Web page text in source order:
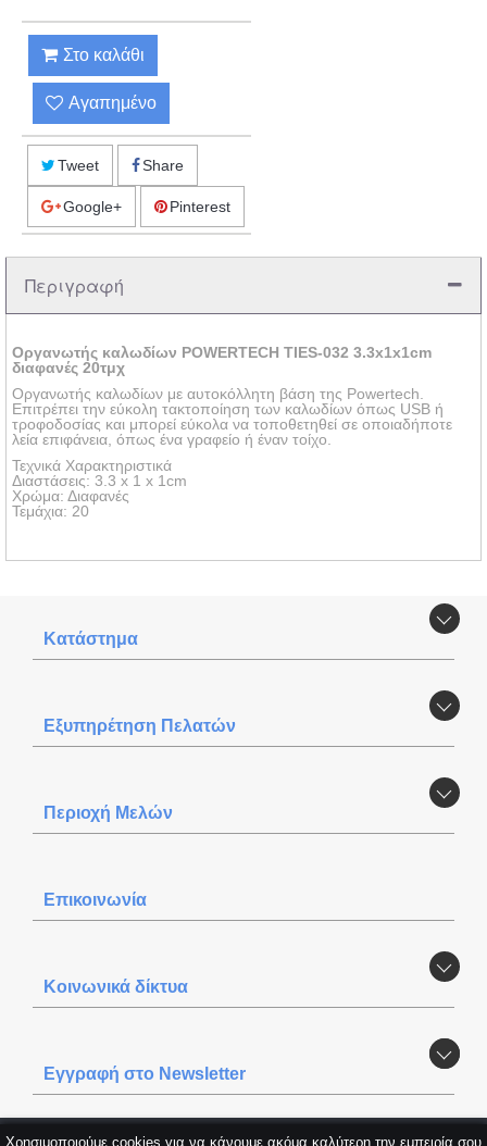
Χρησιμοποιούμε cookies για να κάνουμε ακόμα καλύτερη την εμπειρία σου
Στο καλάθι
Αγαπημένο
Tweet Share
Google+ Pinterest
Περιγραφή
Οργανωτής καλωδίων POWERTECH TIES-032 3.3x1x1cm
διαφανές 20τμχ
Οργανωτής καλωδίων με αυτοκόλλητη βάση της Powertech.
Επιτρέπει την εύκολη τακτοποίηση των καλωδίων όπως USB ή
τροφοδοσίας και μπορεί εύκολα να τοποθετηθεί σε οποιαδήποτε
λεία επιφάνεια, όπως ένα γραφείο ή έναν τοίχο.
Τεχνικά Χαρακτηριστικά
Διαστάσεις: 3.3 x 1 x 1cm
Χρώμα: Διαφανές
Τεμάχια: 20
Κατάστημα
Εξυπηρέτηση Πελατών
Περιοχή Mελών
Επικοινωνία
Κοινωνικά δίκτυα
Εγγραφή στο Newsletter